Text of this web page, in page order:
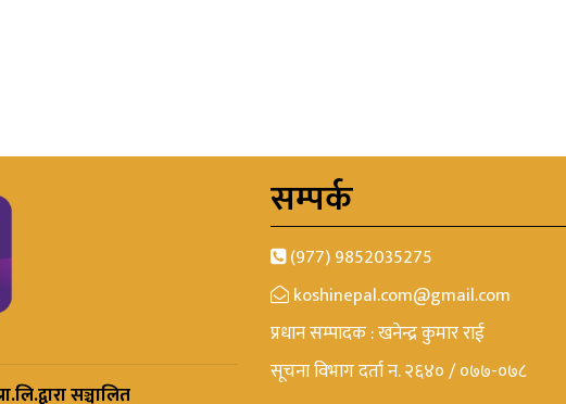
सञ्चालित
सम्पर्क
(977) 9852035275
koshinepal.com@gmail.com
प्रधान सम्पादक : खनेन्द्र कुमार राई
सूचना विभाग दर्ता न. २६४० / ०७७-०७८